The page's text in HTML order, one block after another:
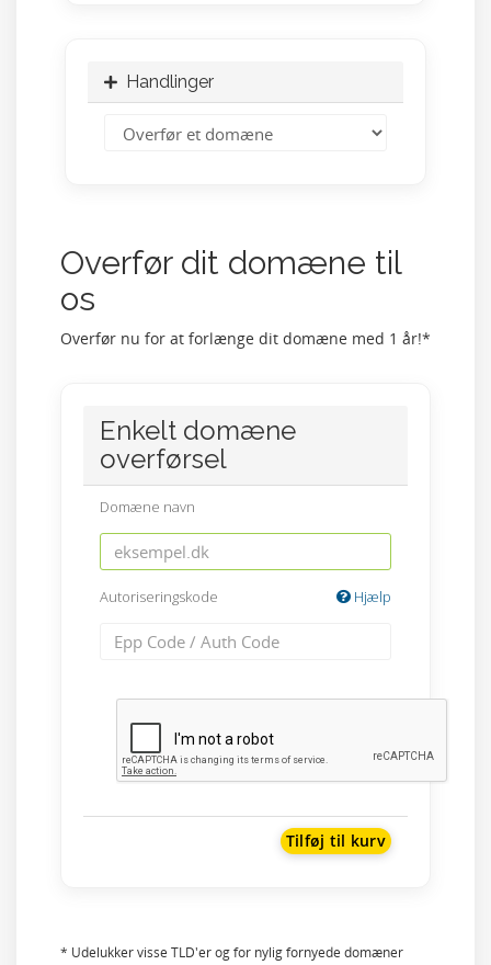
Handlinger
Overfør dit domæne til
os
Overfør nu for at forlænge dit domæne med 1 år!*
Enkelt domæne
overførsel
Domæne navn
Autoriseringskode Hjælp
Tilføj til kurv
* Udelukker visse TLD'er og for nylig fornyede domæner